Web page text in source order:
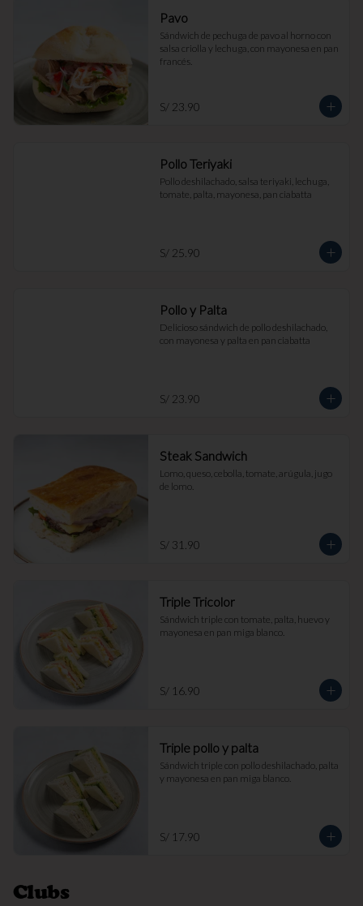
Pavo
Sándwich de pechuga de pavo al horno con
salsa criolla y lechuga, con mayonesa en pan
francés.
S/ 23.90
Pollo Teriyaki
Pollo deshilachado, salsa teriyaki, lechuga,
tomate, palta, mayonesa, pan ciabatta
S/ 25.90
Pollo y Palta
Delicioso sándwich de pollo deshilachado,
con mayonesa y palta en pan ciabatta
S/ 23.90
Steak Sandwich
Lomo, queso, cebolla, tomate, arúgula, jugo
de lomo.
S/ 31.90
Triple Tricolor
Sándwich triple con tomate, palta, huevo y
mayonesa en pan miga blanco.
S/ 16.90
Triple pollo y palta
Sándwich triple con pollo deshilachado, palta
y mayonesa en pan miga blanco.
S/ 17.90
Clubs